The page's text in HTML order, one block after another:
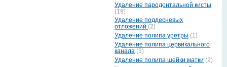
Удаление пародонтальной кисты
(19)
Удаление поддесневых
отложений (2)
Удаление полипа уретры (1)
Удаление полипа цервикального
канала (3)
Удаление полипа шейки матки (2)